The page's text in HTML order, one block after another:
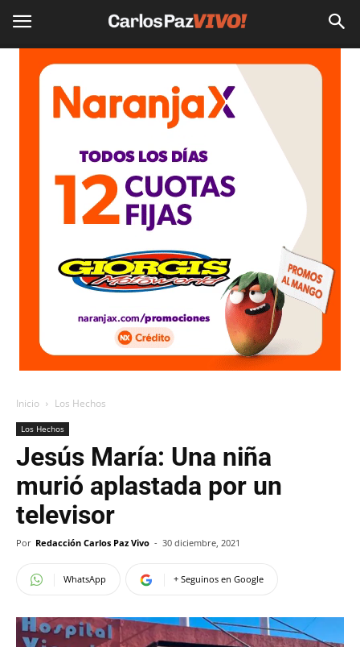
Inicio Los Hechos
Los Hechos
Jesús María: Una niña
murió aplastada por un
televisor
Por Redacción Carlos Paz Vivo - 30 diciembre, 2021
WhatsApp + Seguinos en Google